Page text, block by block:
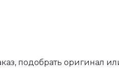
подобрать оригинал